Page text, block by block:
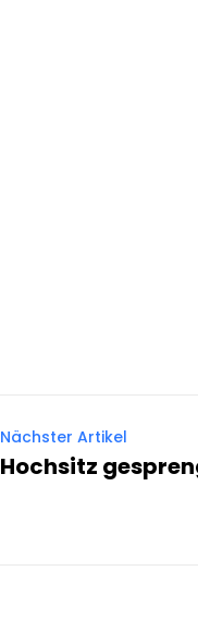
Nächster Artikel
Hochsitz